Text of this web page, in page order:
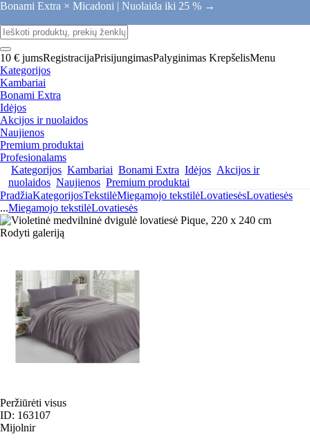
Bonami Extra × Micadoni | Nuolaida iki 25 % →
10 € jumsRegistracijaPrisijungimasPalyginimas KrepšelisMenu
Kategorijos
Kambariai
Bonami Extra
Idėjos
Akcijos ir nuolaidos
Naujienos
Premium produktai
Profesionalams
Kategorijos Kambariai Bonami Extra Idėjos Akcijos ir
nuolaidos Naujienos Premium produktai
PradžiaKategorijosTekstilėMiegamojo tekstilėLovatiesėsLovatiesės
...Miegamojo tekstilėLovatiesės
Rodyti galeriją
Peržiūrėti visus
ID: 163107
Mijolnir